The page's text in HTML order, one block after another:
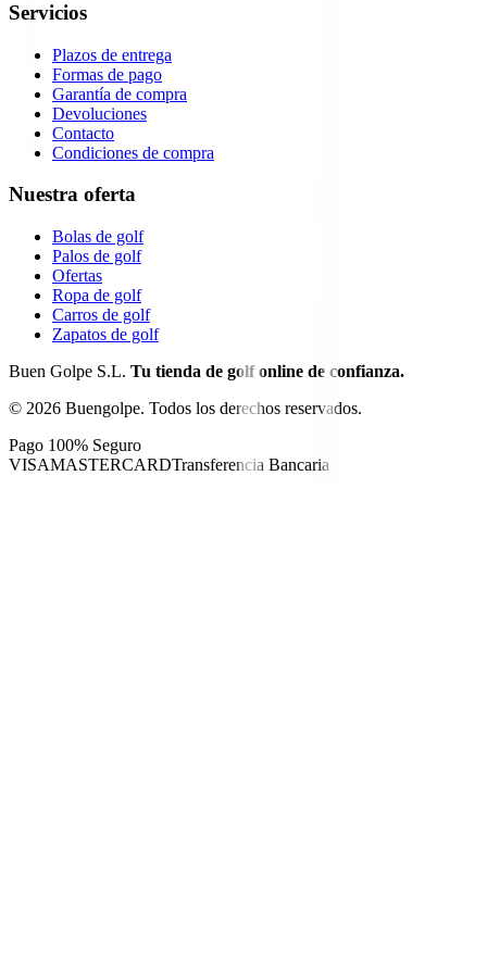
Servicios
Plazos de entrega
Formas de pago
Garantía de compra
Devoluciones
Contacto
Condiciones de compra
Nuestra oferta
Bolas de golf
Palos de golf
Ofertas
Ropa de golf
Carros de golf
Zapatos de golf
Buen Golpe S.L. Tu tienda de golf online de confianza.
© 2026 Buengolpe. Todos los derechos reservados.
Pago 100% Seguro
VISAMASTERCARDTransferencia Bancaria